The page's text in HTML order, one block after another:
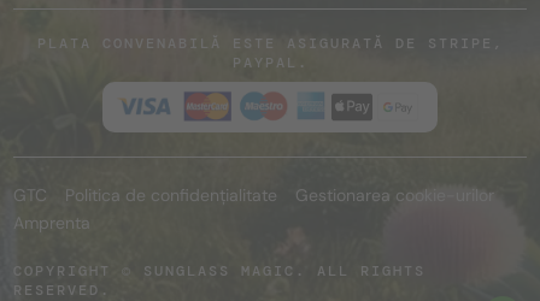
PLATA CONVENABILĂ ESTE ASIGURATĂ DE STRIPE,
PAYPAL.
GTC Politica de confidențialitate
Gestionarea cookie-urilor
Amprenta
COPYRIGHT © SUNGLASS MAGIC. ALL RIGHTS
RESERVED.